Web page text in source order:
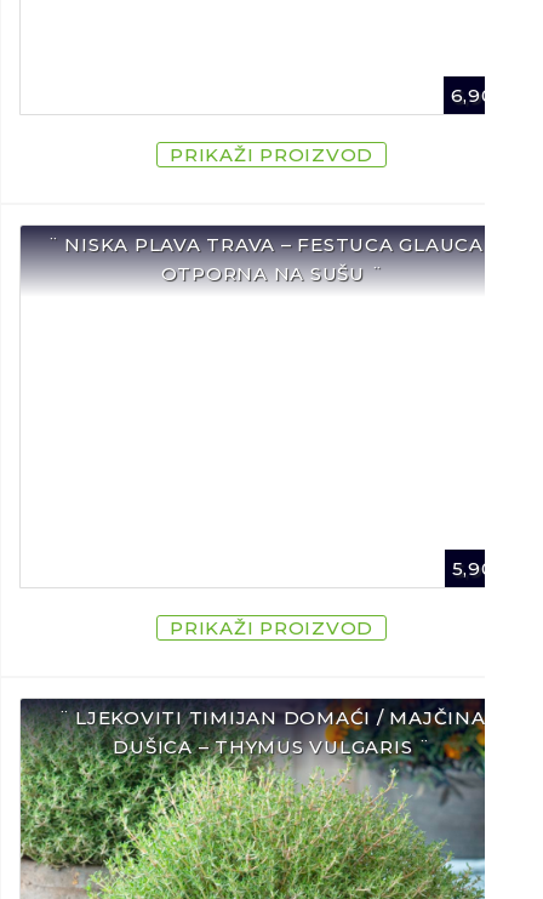
6,90
PRIKAŽI PROIZVOD
¨ NISKA PLAVA TRAVA – FESTUCA GLAUCA /
OTPORNA NA SUŠU ¨
5,90
PRIKAŽI PROIZVOD
¨ LJEKOVITI TIMIJAN DOMAĆI / MAJČINA
DUŠICA – THYMUS VULGARIS ¨